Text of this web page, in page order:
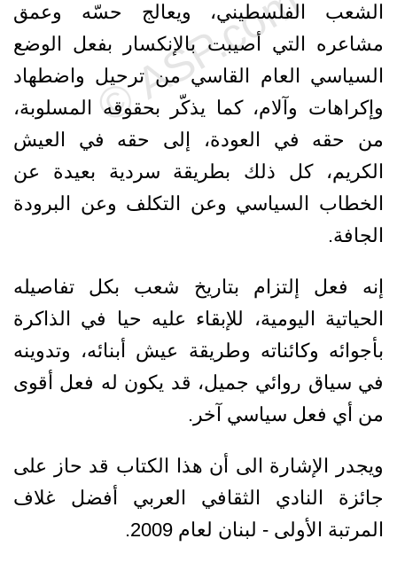
الشعب الفلسطيني، ويعالج حسّه وعمق
مشاعره التي أصيبت بالإنكسار بفعل الوضع
السياسي العام القاسي من ترحيل واضطهاد
وإكراهات وآلام، كما يذكّر بحقوقه المسلوبة،
من حقه في العودة، إلى حقه في العيش
الكريم، كل ذلك بطريقة سردية بعيدة عن
الخطاب السياسي وعن التكلف وعن البرودة
الجافة.
إنه فعل إلتزام بتاريخ شعب بكل تفاصيله
الحياتية اليومية، للإبقاء عليه حيا في الذاكرة
بأجوائه وكائناته وطريقة عيش أبنائه، وتدوينه
في سياق روائي جميل، قد يكون له فعل أقوى
من أي فعل سياسي آخر.
ويجدر الإشارة الى أن هذا الكتاب قد حاز على
جائزة النادي الثقافي العربي أفضل غلاف
المرتبة الأولى - لبنان لعام 2009.